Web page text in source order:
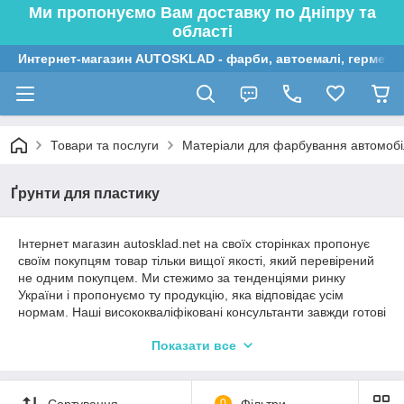
Ми пропонуємо Вам доставку по Дніпру та
області
Интернет-магазин AUTOSKLAD - фарби, автоемалі,
Товари та послуги Матеріали для фарбування
Ґрунти для пластику
Інтернет магазин autosklad.net на своїх сторінках пропонує
своїм покупцям товар тільки вищої якості, який перевірений
не одним покупцем. Ми стежимо за тенденціями ринку
України і пропонуємо ту продукцію, яка відповідає усім
нормам. Наші висококваліфіковані консультанти завжди готові
ґрунту для пластику.
Показати все